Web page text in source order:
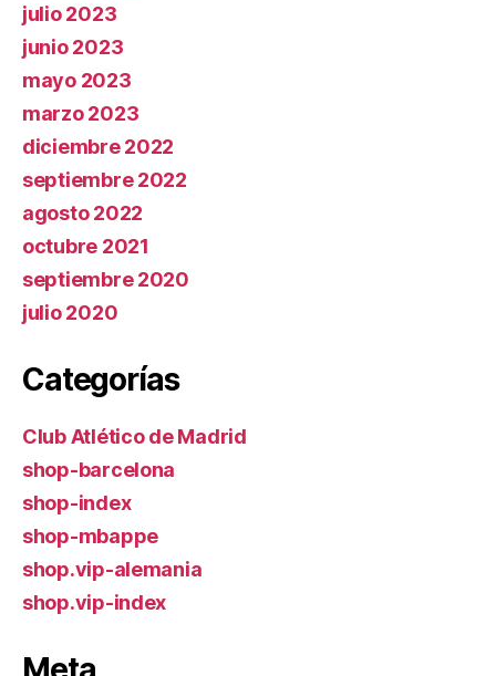
julio 2023
junio 2023
mayo 2023
marzo 2023
diciembre 2022
septiembre 2022
agosto 2022
octubre 2021
septiembre 2020
julio 2020
Categorías
Club Atlético de Madrid
shop-barcelona
shop-index
shop-mbappe
shop.vip-alemania
shop.vip-index